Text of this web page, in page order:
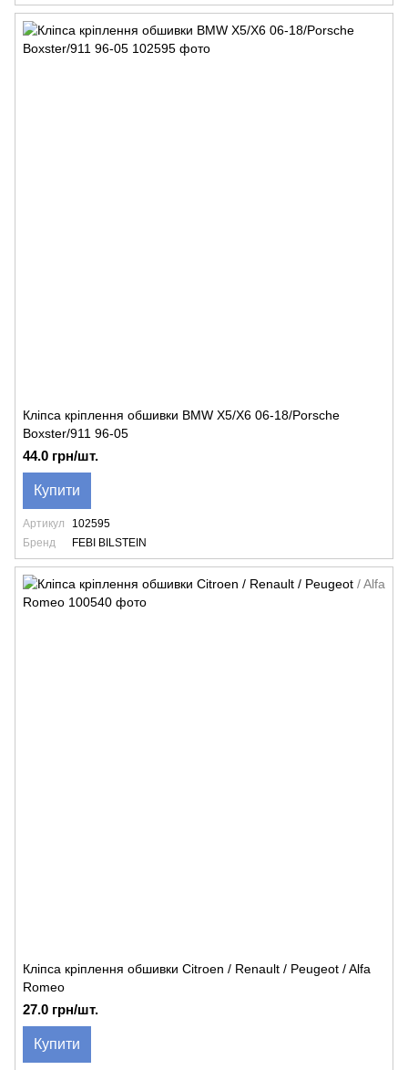
Кліпса кріплення обшивки BMW X5/X6 06-18/Porsche
Boxster/911 96-05
44.0 грн/шт.
Купити
Артикул
102595
Бренд
FEBI BILSTEIN
Кліпса кріплення обшивки Citroen / Renault / Peugeot / Alfa
Romeo
27.0 грн/шт.
Купити